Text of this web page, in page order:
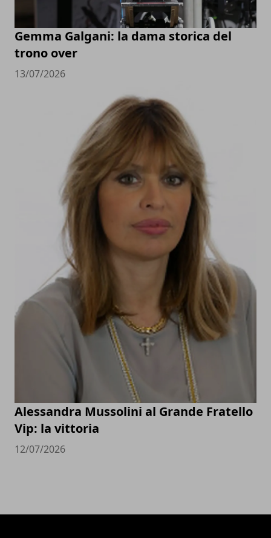
Gemma Galgani: la dama storica del
trono over
13/07/2026
Alessandra Mussolini al Grande Fratello
Vip: la vittoria
12/07/2026